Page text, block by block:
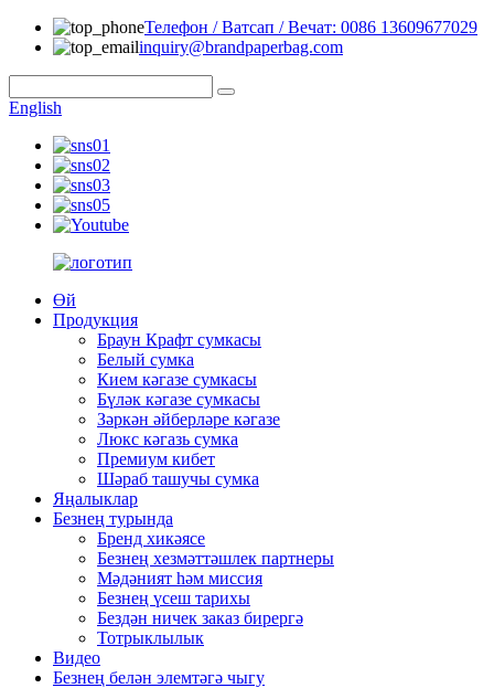
Телефон / Ватсап / Вечат: 0086 13609677029
inquiry@brandpaperbag.com
English
Өй
Продукция
Браун Крафт сумкасы
Белый сумка
Кием кәгазе сумкасы
Бүләк кәгазе сумкасы
Зәркән әйберләре кәгазе
Люкс кәгазь сумка
Премиум кибет
Шәраб ташучы сумка
Яңалыклар
Безнең турында
Бренд хикәясе
Безнең хезмәттәшлек партнеры
Мәдәният һәм миссия
Безнең үсеш тарихы
Бездән ничек заказ бирергә
Тотрыклылык
Видео
Безнең белән элемтәгә чыгу